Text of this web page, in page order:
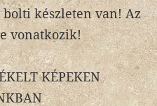
készleten van! Az
vonatkozik!
KÉPEKEN